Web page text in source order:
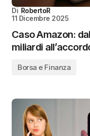
Di RobertoR
11 Dicembre 2025
Caso Amazon:
miliardi
Borsa e Finanza